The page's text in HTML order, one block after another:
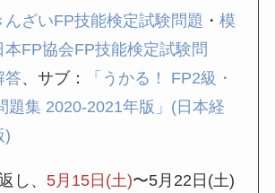
んざいFP技能検定試験問題 ・模
本FP協会FP技能検定試験問
答、サブ：
「うかる！ FP2級・
題集 2020-2021年版」(日本経
)
し、 5月15日(土)〜5月22日(土)